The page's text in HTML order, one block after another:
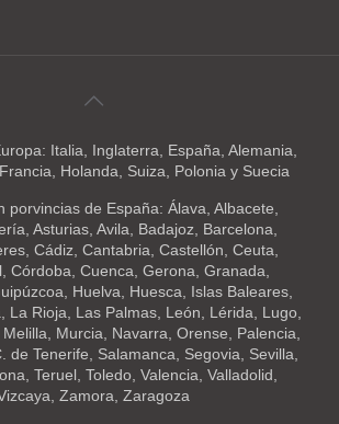
Italia, Inglaterra, España, Alemania,
Holanda, Suiza, Polonia y Suecia
porvincias de España: Álava, Albacete,
Asturias, Avila, Badajoz, Barcelona,
Cádiz, Cantabria, Castellón, Ceuta,
Córdoba, Cuenca, Gerona, Granada,
Huelva, Huesca, Islas Baleares,
La Rioja, Las Palmas, León, Lérida, Lugo,
Murcia, Navarra, Orense, Palencia,
de Tenerife, Salamanca, Segovia, Sevilla,
Teruel, Toledo, Valencia, Valladolid,
Zamora, Zaragoza